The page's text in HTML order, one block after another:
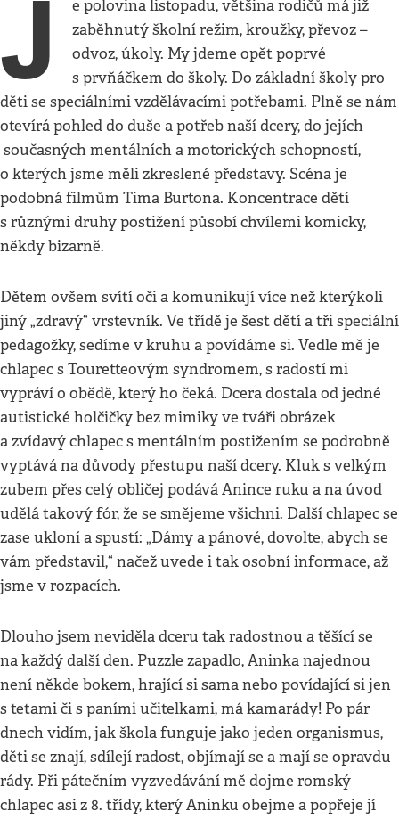
J
e polovina listopadu, většina rodičů má již
zaběhnutý školní režim, kroužky, převoz –
odvoz, úkoly. My jdeme opět poprvé
s prvňáčkem do školy. Do základní školy pro
děti se speciálními vzdělávacími potřebami. Plně se nám
otevírá pohled do duše a potřeb naší dcery, do jejích
současných mentálních a motorických schopností,
o kterých jsme měli zkreslené představy. Scéna je
podobná filmům Tima Burtona. Koncentrace dětí
s různými druhy postižení působí chvílemi komicky,
někdy bizarně.
Dětem ovšem svítí oči a komunikují více než kterýkoli
jiný „zdravý“ vrstevník. Ve třídě je šest dětí a tři speciální
pedagožky, sedíme v kruhu a povídáme si. Vedle mě je
chlapec s Touretteovým syndromem, s radostí mi
vypráví o obědě, který ho čeká. Dcera dostala od jedné
autistické holčičky bez mimiky ve tváři obrázek
a zvídavý chlapec s mentálním postižením se podrobně
vyptává na důvody přestupu naší dcery. Kluk s velkým
zubem přes celý obličej podává Anince ruku a na úvod
udělá takový fór, že se smějeme všichni. Další chlapec se
zase ukloní a spustí: „Dámy a pánové, dovolte, abych se
vám představil,“ načež uvede i tak osobní informace, až
jsme v rozpacích.
Dlouho jsem neviděla dceru tak radostnou a těšící se
na každý další den. Puzzle zapadlo, Aninka najednou
není někde bokem, hrající si sama nebo povídající si jen
s tetami či s paními učitelkami, má kamarády! Po pár
dnech vidím, jak škola funguje jako jeden organismus,
děti se znají, sdílejí radost, objímají se a mají se opravdu
rády. Při pátečním vyzvedávání mě dojme romský
chlapec asi z 8. třídy, který Aninku obejme a popřeje jí